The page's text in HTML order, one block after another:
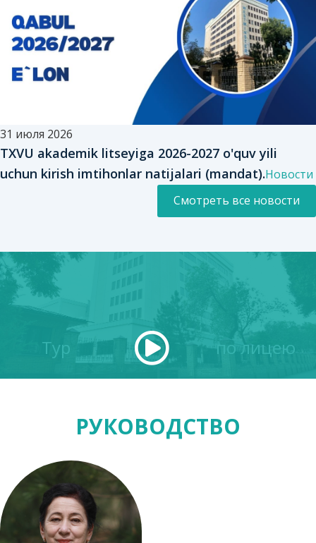
31 июля 2026
TXVU akademik litseyiga 2026-2027 o'quv yili
uchun kirish imtihonlar natijalari (mandat).Новости
Смотреть все новости
Тур по лицею
РУКОВОДСТВО